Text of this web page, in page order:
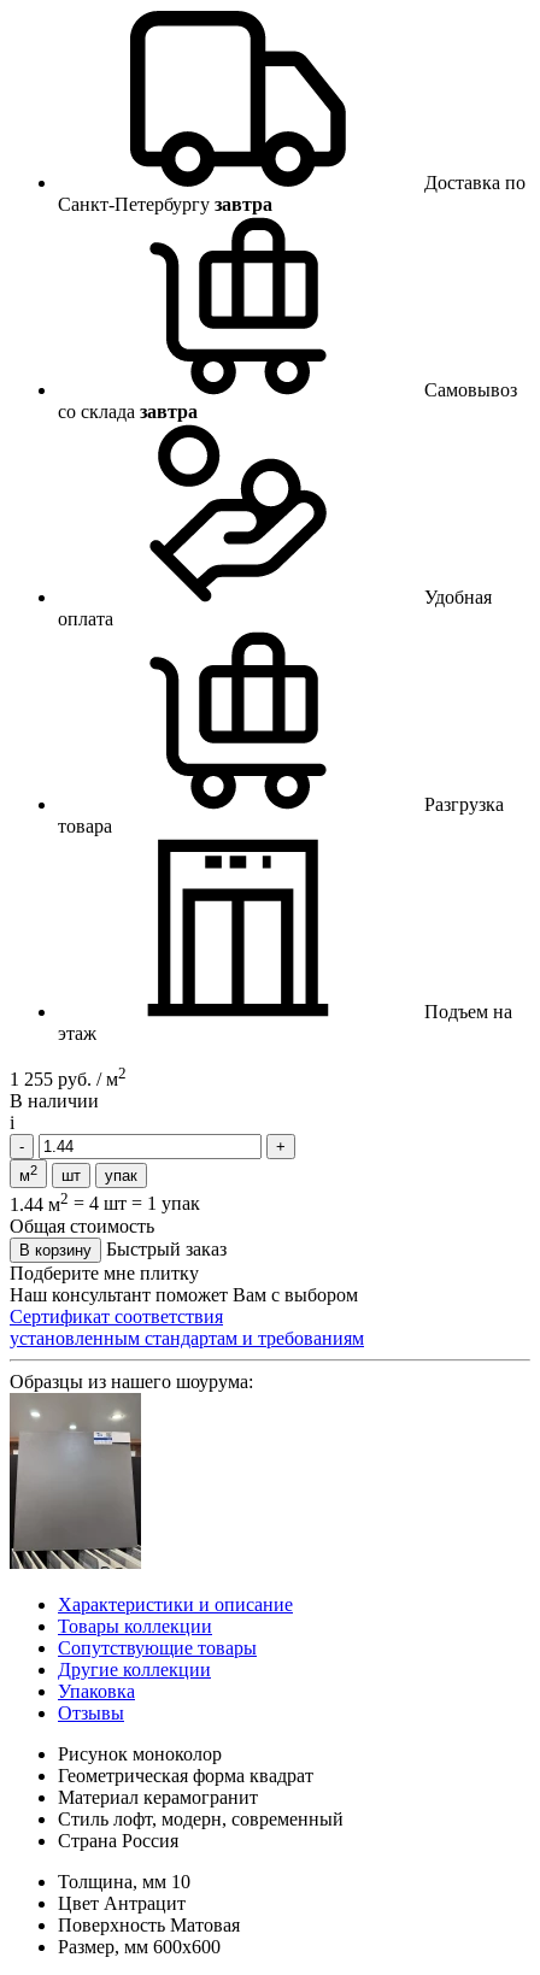
Доставка по
Санкт-Петербургу завтра
Самовывоз
со склада завтра
Удобная
оплата
Разгрузка
товара
Подъем на
этаж
1 255 руб. / м2
В наличии
i
м2 шт упак
1.44 м2 = 4 шт = 1 упак
Общая стоимость
В корзину
Быстрый заказ
Подберите мне плитку
Наш консультант поможет Вам с выбором
Сертификат соответствия
установленным стандартам и требованиям
Образцы из нашего шоурума:
Характеристики и описание
Товары коллекции
Сопутствующие товары
Другие коллекции
Упаковка
Отзывы
Рисунок моноколор
Геометрическая форма квадрат
Материал керамогранит
Стиль лофт, модерн, современный
Страна Россия
Толщина, мм 10
Цвет Антрацит
Поверхность Матовая
Размер, мм 600х600